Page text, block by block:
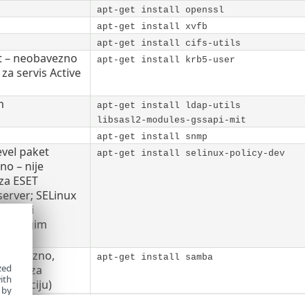
apt-get install openssl
apt-get install xvfb
apt-get install cifs-utils
– neobavezno
servis Active
apt-get install krb5-user
apt-get install ldap-utils
libsasl2-modules-gssapi-mit
apt-get install snmp
paket
– nije
ESET
SELinux
drugim
apt-get install selinux-policy-dev
za
apt-get install samba